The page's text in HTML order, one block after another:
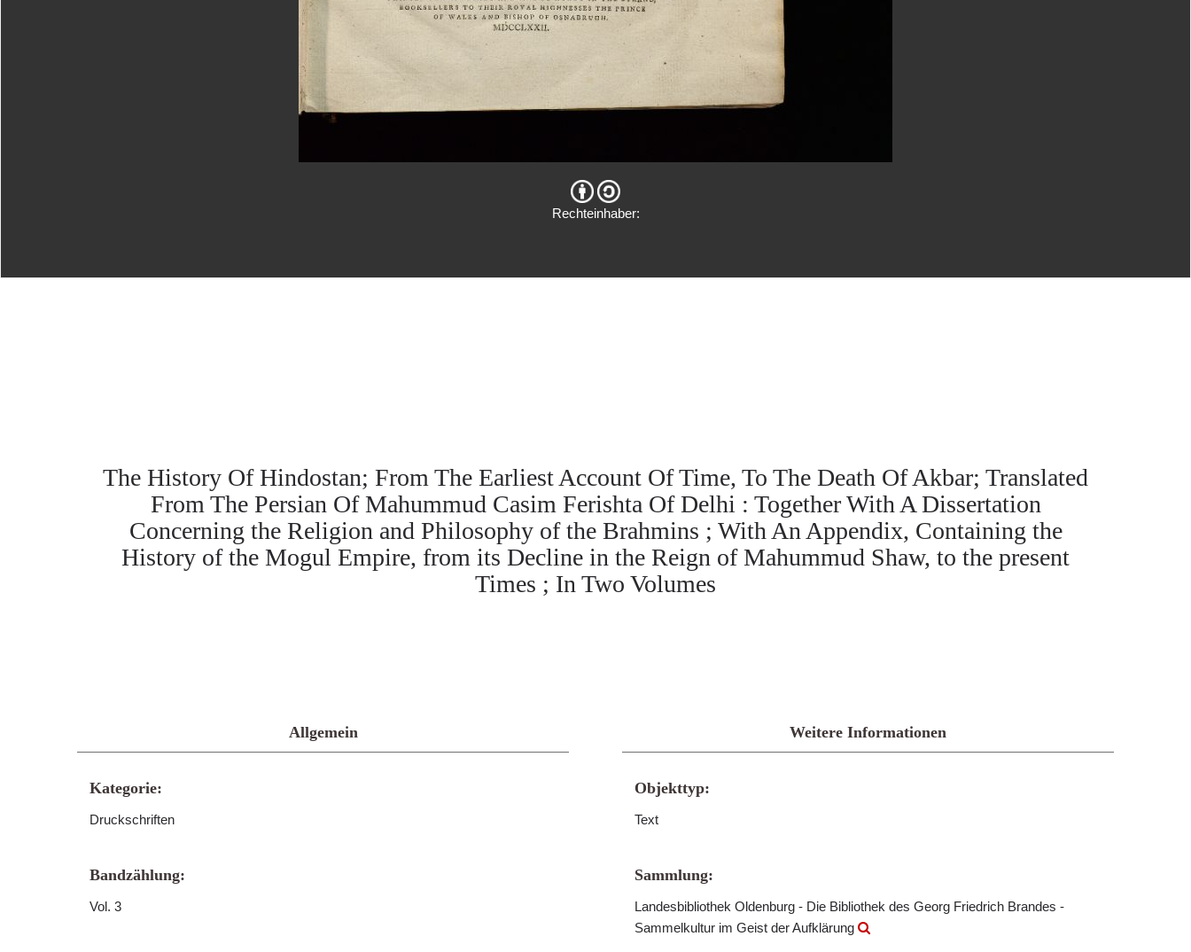
Rechteinhaber:
The History Of Hindostan; From The Earliest Account Of Time, To The Death Of Akbar; Translated
From The Persian Of Mahummud Casim Ferishta Of Delhi : Together With A Dissertation
Concerning the Religion and Philosophy of the Brahmins ; With An Appendix, Containing the
History of the Mogul Empire, from its Decline in the Reign of Mahummud Shaw, to the present
Times ; In Two Volumes
Allgemein
Kategorie:
Druckschriften
Bandzählung:
Vol. 3
Weitere Informationen
Objekttyp:
Text
Sammlung:
Landesbibliothek Oldenburg - Die Bibliothek des Georg Friedrich Brandes -
Sammelkultur im Geist der Aufklärung